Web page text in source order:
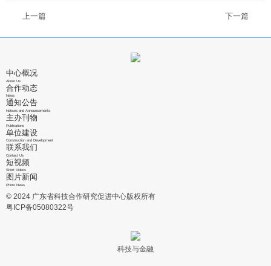
上一篇 下一篇
中心概况
About Us
合作动态
News
通知公告
Notices and Announcements
主办刊物
Publications
单位建设
Construction and Development
联系我们
Contact Us
短视频
Short Videos
图片新闻
Photo News
© 2024 广东省科技合作研究促进中心版权所有
粤ICP备05080322号
科技与金融